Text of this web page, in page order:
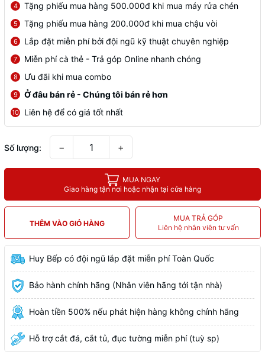
4 Tặng phiếu mua hàng 500.000đ khi mua máy rửa chén
5 Tặng phiếu mua hàng 200.000đ khi mua chậu vòi
6 Lắp đặt miễn phí bởi đội ngũ kỹ thuật chuyên nghiệp
7 Miễn phí cà thẻ - Trả góp Online nhanh chóng
8 Ưu đãi khi mua combo
9 Ở đâu bán rẻ - Chúng tôi bán rẻ hơn
10 Liên hệ để có giá tốt nhất
Số lượng: − +
MUA NGAY
Giao hàng tận nơi hoặc nhận tại cửa hàng
THÊM VÀO GIỎ HÀNG
MUA TRẢ GÓP
Liên hệ nhân viên tư vấn
Huy Bếp có đội ngũ lắp đặt miễn phí Toàn Quốc
Bảo hành chính hãng (Nhân viên hãng tới tận nhà)
Hoàn tiền 500% nếu phát hiện hàng không chính hãng
Hỗ trợ cắt đá, cắt tủ, đục tường miễn phí (tuỳ sp)